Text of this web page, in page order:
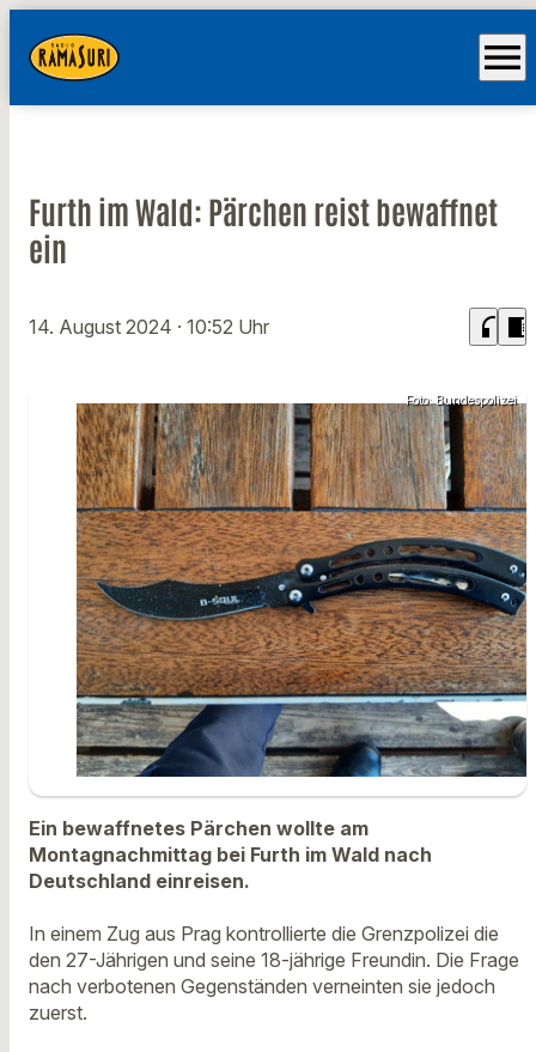
menu
Furth im Wald: Pärchen reist bewaffnet
ein
14. August 2024 · 10:52 Uhr headphones chrome_reader_mode
Foto: Bundespolizei
Ein bewaffnetes Pärchen wollte am
Montagnachmittag bei Furth im Wald nach
Deutschland einreisen.
In einem Zug aus Prag kontrollierte die Grenzpolizei die
den 27-Jährigen und seine 18-jährige Freundin. Die Frage
nach verbotenen Gegenständen verneinten sie jedoch
zuerst.